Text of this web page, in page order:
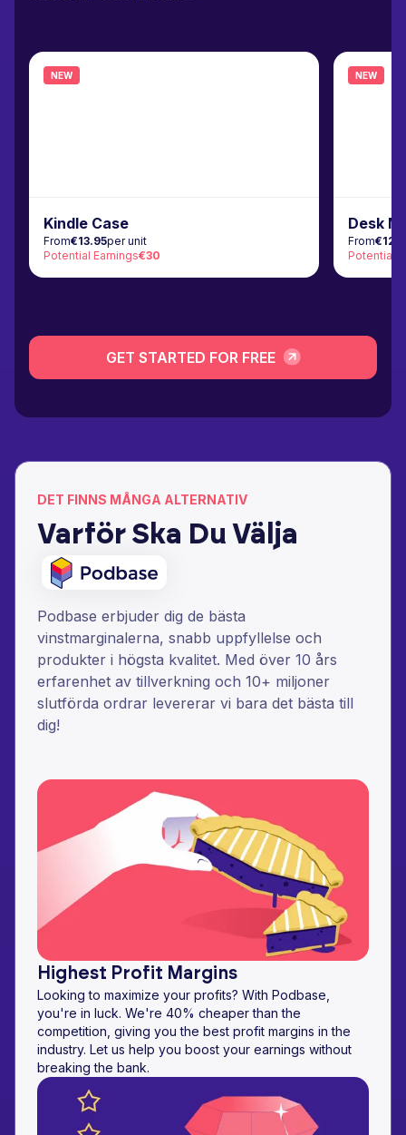
NEW
Kindle Case
From€13.95per unit
Potential Earnings€30
NEW
Desk
From
Potential
GET STARTED FOR FREE
DET FINNS MÅNGA ALTERNATIV
Varför Ska Du Välja
Podbase erbjuder dig de bästa
vinstmarginalerna, snabb uppfyllelse och
produkter i högsta kvalitet. Med över 10 års
erfarenhet av tillverkning och 10+ miljoner
slutförda ordrar levererar vi bara det bästa till
dig!
Highest Profit Margins
Looking to maximize your profits? With Podbase,
you're in luck. We're 40% cheaper than the
competition, giving you the best profit margins in the
industry. Let us help you boost your earnings without
breaking the bank.